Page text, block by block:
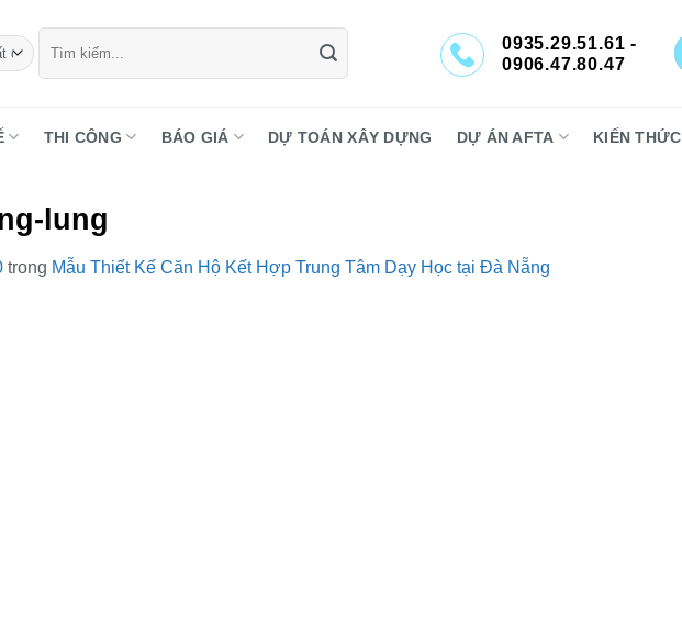
kiếm:
0935.29.51.61 -
0906.47.80.47
THI CÔNG BÁO GIÁ DỰ TOÁN XÂY DỰNG DỰ ÁN AFTA KIẾN THỨC
lung
trong Mẫu Thiết Kế Căn Hộ Kết Hợp Trung Tâm Dạy Học tại Đà Nẵng